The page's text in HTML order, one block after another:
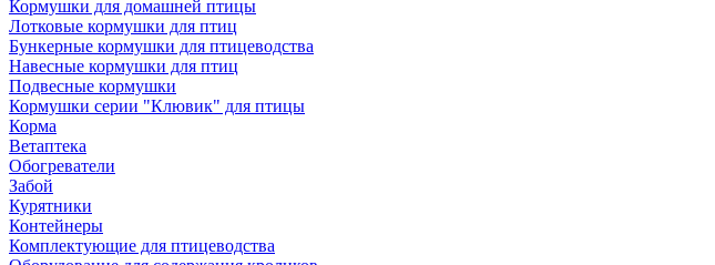
Кормушки для домашней птицы
Лотковые кормушки для птиц
Бункерные кормушки для птицеводства
Навесные кормушки для птиц
Подвесные кормушки
Кормушки серии "Клювик" для птицы
Корма
Ветаптека
Обогреватели
Забой
Курятники
Контейнеры
Комплектующие для птицеводства